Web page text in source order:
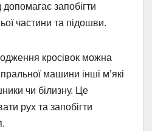
запобігти
частини та підошви.
кросівок можна
машини інші м’які
чи білизну. Це
рух та запобігти